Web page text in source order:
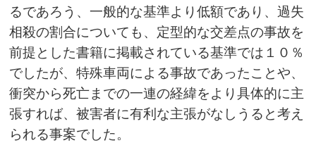
るであろう、一般的な基準より低額であり、過失
相殺の割合についても、定型的な交差点の事故を
前提とした書籍に掲載されている基準では１０％
でしたが、特殊車両による事故であったことや、
衝突から死亡までの一連の経緯をより具体的に主
張すれば、被害者に有利な主張がなしうると考え
られる事案でした。